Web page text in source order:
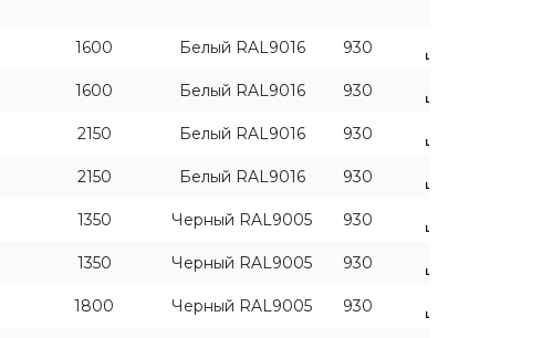
ПРИМЕНИТЬ ФИЛЬТРЫ
1600 Белый RAL9016 930
1600 Белый RAL9016 930
2150 Белый RAL9016 930
2150 Белый RAL9016 930
1350 Черный RAL9005 930
1350 Черный RAL9005 930
1800 Черный RAL9005 930